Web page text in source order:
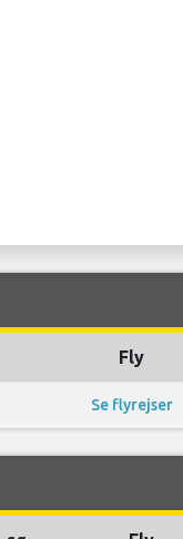
Fly
Se flyrejser